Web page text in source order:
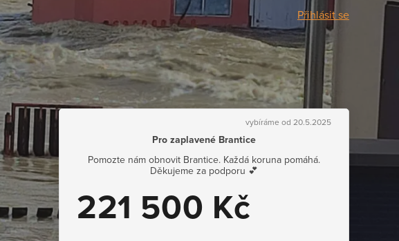
Přihlásit se
vybíráme od 20.5.2025
Pro zaplavené Brantice
Pomozte nám obnovit Brantice. Každá koruna pomáhá.
Děkujeme za podporu 💕
221 500 Kč